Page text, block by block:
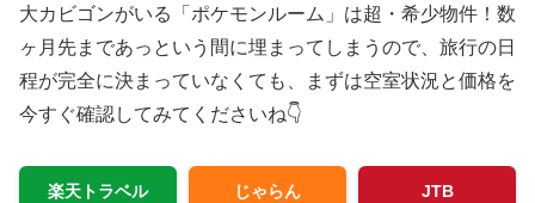
大カビゴンがいる「ポケモンルーム」は超・希少物件！数
ヶ月先まであっという間に埋まってしまうので、旅行の日
程が完全に決まっていなくても、まずは空室状況と価格を
今すぐ確認してみてくださいね👇
楽天トラベル じゃらん JTB